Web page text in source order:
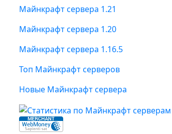
Майнкрафт сервера 1.21
Майнкрафт сервера 1.20
Майнкрафт сервера 1.16.5
Топ Майнкрафт серверов
Новые Майнкрафт сервера